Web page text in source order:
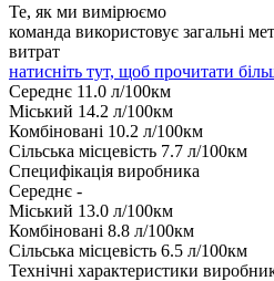
Те, як ми вимірюємо
команда використовує загальні
витрат
натисніть тут, щоб прочитати
Середнє 11.0 л/100км
Міський 14.2 л/100км
Комбіновані 10.2 л/100км
Сільська місцевість 7.7 л/100км
Специфікація виробника
Середнє -
Міський 13.0 л/100км
Комбіновані 8.8 л/100км
Сільська місцевість 6.5 л/100км
Технічні характеристики